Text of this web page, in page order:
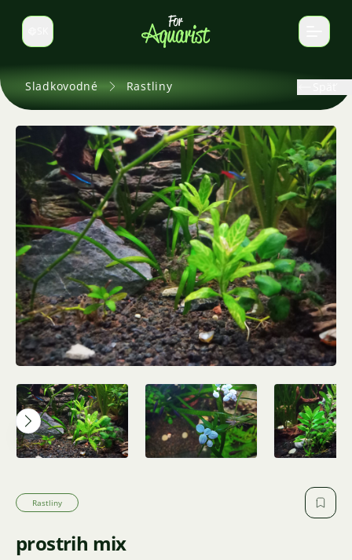
Prepnúť jazyk
Sladkovodné Rastliny
Rastliny
prostrih mix